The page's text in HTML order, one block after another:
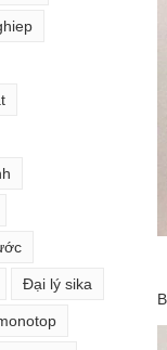
Đại lý sika